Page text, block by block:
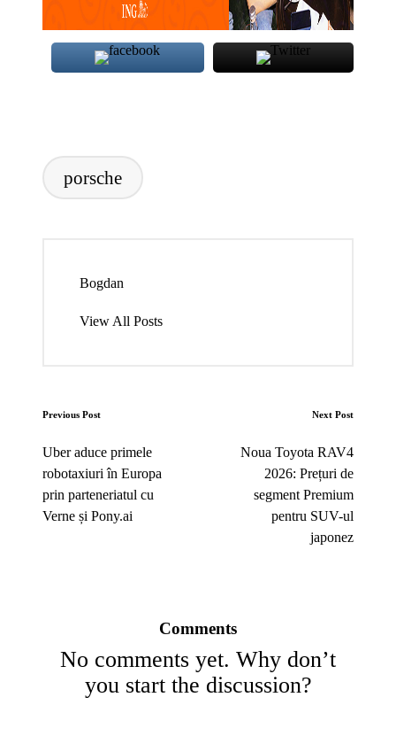
porsche
Bogdan
View All Posts
Post
navigation
Previous Post
Uber aduce primele
robotaxiuri în Europa
prin parteneriatul cu
Verne și Pony.ai
Next Post
Noua Toyota RAV4
2026: Prețuri de
segment Premium
pentru SUV-ul
japonez
Comments
No comments yet. Why don’t
you start the discussion?